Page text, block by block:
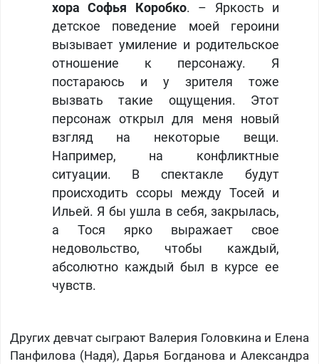
хора Софья Коробко. – Яркость и
детское поведение моей героини
вызывает умиление и родительское
отношение к персонажу. Я
постараюсь и у зрителя тоже
вызвать такие ощущения. Этот
персонаж открыл для меня новый
взгляд на некоторые вещи.
Например, на конфликтные
ситуации. В спектакле будут
происходить ссоры между Тосей и
Ильей. Я бы ушла в себя, закрылась,
а Тося ярко выражает свое
недовольство, чтобы каждый,
абсолютно каждый был в курсе ее
чувств.
Других девчат сыграют Валерия Головкина и Елена
Панфилова (Надя), Дарья Богданова и Александра